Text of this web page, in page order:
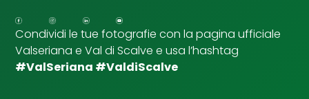
u
n
t
a
Condividi le tue fotografie con la pagina ufficiale
Valseriana e Val di Scalve e usa l’hashtag
#ValSeriana #ValdiScalve